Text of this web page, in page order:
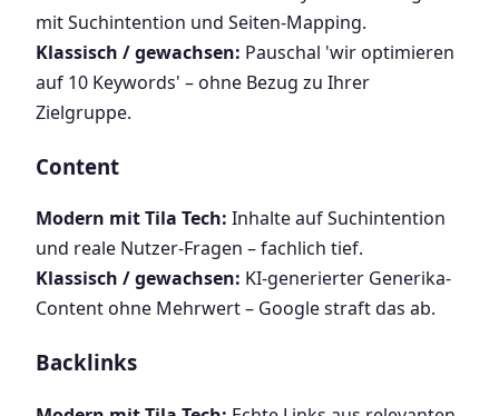
mit Suchintention und Seiten-Mapping.
Klassisch / gewachsen: Pauschal 'wir optimieren
auf 10 Keywords' – ohne Bezug zu Ihrer
Zielgruppe.
Content
Modern mit Tila Tech: Inhalte auf Suchintention
und reale Nutzer-Fragen – fachlich tief.
Klassisch / gewachsen: KI-generierter Generika-
Content ohne Mehrwert – Google straft das ab.
Backlinks